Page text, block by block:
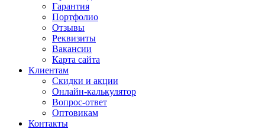
Гарантия
Портфолио
Отзывы
Реквизиты
Вакансии
Карта сайта
Клиентам
Скидки и акции
Онлайн-калькулятор
Вопрос-ответ
Оптовикам
Контакты